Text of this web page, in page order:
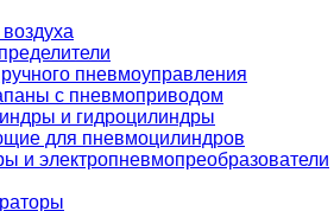
пневмоуправления
с пневмоприводом
и гидроцилиндры
для пневмоцилиндров
и электропневмопреобразователи